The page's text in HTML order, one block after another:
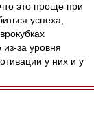
это проще при
успеха,
за уровня
у них и у